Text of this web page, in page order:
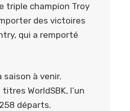
triple champion Troy
des victoires
qui a remporté
saison à venir.
WorldSBK, l’un
départs.